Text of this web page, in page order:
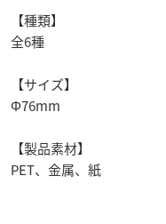
【種類】
全6種
【サイズ】
Φ76mm
【製品素材】
PET、金属、紙